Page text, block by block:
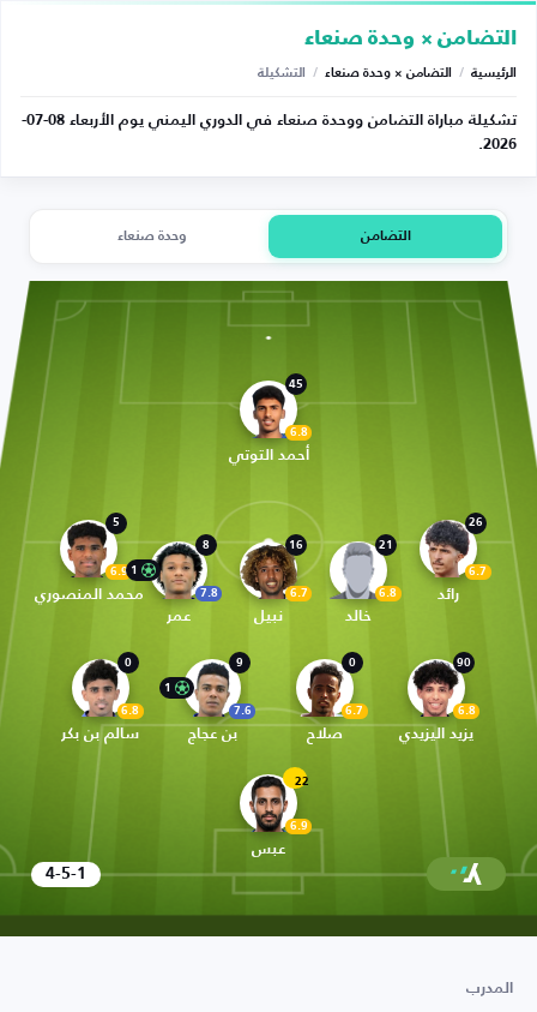
التضامن × وحدة صنعاء
الرئيسية / التضامن × وحدة صنعاء / التشكيلة
تشكيلة مباراة التضامن ووحدة صنعاء في الدوري اليمني يوم الأربعاء 08-07-
2026.
التضامن وحدة صنعاء
45
6.8
أحمد التوتي
5
6.9
محمد المنصوري
8
7.8
1
عمر
16
6.7
نبيل
21
6.8
خالد
26
6.7
رائد
0
6.8
سالم بن بكر
9
7.6
1
بن عجاج
0
6.7
صلاح
90
6.8
يزيد اليزيدي
22
6.9
عبس
4-5-1
المدرب